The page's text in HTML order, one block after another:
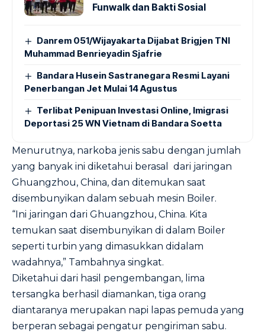
Funwalk dan Bakti Sosial
Danrem 051/Wijayakarta Dijabat Brigjen TNI
Muhammad Benrieyadin Sjafrie
Bandara Husein Sastranegara Resmi Layani
Penerbangan Jet Mulai 14 Agustus
Terlibat Penipuan Investasi Online, Imigrasi
Deportasi 25 WN Vietnam di Bandara Soetta
Menurutnya, narkoba jenis sabu dengan jumlah
yang banyak ini diketahui berasal dari jaringan
Ghuangzhou, China, dan ditemukan saat
disembunyikan dalam sebuah mesin Boiler.
“Ini jaringan dari Ghuangzhou, China. Kita
temukan saat disembunyikan di dalam Boiler
seperti turbin yang dimasukkan didalam
wadahnya,” Tambahnya singkat.
Diketahui dari hasil pengembangan, lima
tersangka berhasil diamankan, tiga orang
diantaranya merupakan napi lapas pemuda yang
berperan sebagai pengatur pengiriman sabu.